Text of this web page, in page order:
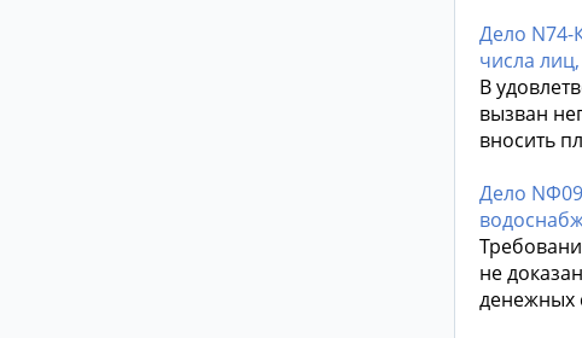
Дело
числа
В
вызван
вносить
Дело
не
денежных